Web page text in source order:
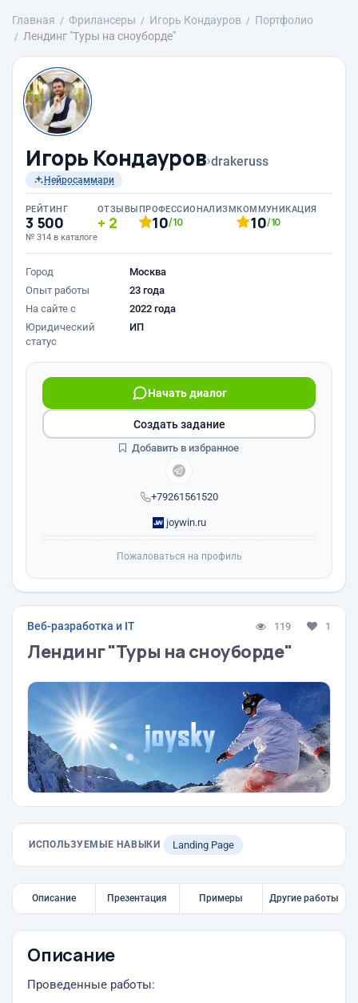
Главная Фрилансеры Игорь Кондауров
Портфолио
Лендинг "Туры на сноуборде"
Игорь Кондауров›drakeruss
Нейросаммари
РЕЙТИНГ
3 500
№ 314 в каталоге
ОТЗЫВЫ
2
ПРОФЕССИОНАЛИЗМ
10/10
КОММУНИКАЦИЯ
10/10
Город
Москва
Опыт работы
23 года
На сайте с
2022 года
Юридический
статус
ИП
+79261561520
Начать диалог
joywin.ru
Создать задание
Добавить в избранное
Пожаловаться на профиль
Веб-разработка и IT 119 1
Лендинг "Туры на сноуборде"
ИСПОЛЬЗУЕМЫЕ НАВЫКИ Landing Page
Описание Презентация Примеры Другие работы
Описание
Проведенные работы: